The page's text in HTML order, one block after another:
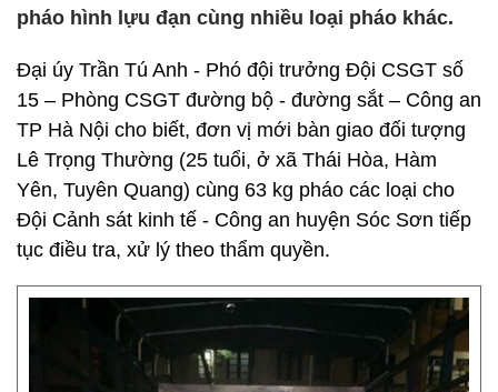
pháo hình lựu đạn cùng nhiều loại pháo khác.
Đại úy Trần Tú Anh - Phó đội trưởng Đội CSGT số
15 – Phòng CSGT đường bộ - đường sắt – Công an
TP Hà Nội cho biết, đơn vị mới bàn giao đối tượng
Lê Trọng Thường (25 tuổi, ở xã Thái Hòa, Hàm
Yên, Tuyên Quang) cùng 63 kg pháo các loại cho
Đội Cảnh sát kinh tế - Công an huyện Sóc Sơn tiếp
tục điều tra, xử lý theo thẩm quyền.